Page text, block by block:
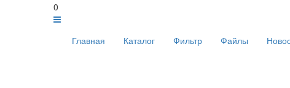
0
Главная Каталог Фильтр Файлы